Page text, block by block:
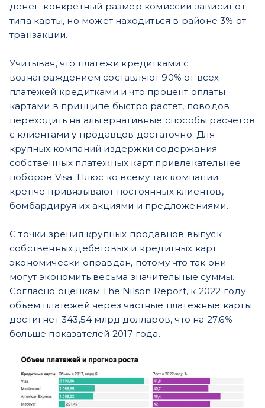
денег: конкретный размер комиссии зависит от
типа карты, но может находиться в районе 3% от
транзакции.
Учитывая, что платежи кредитками с
вознаграждением составляют 90% от всех
платежей кредитками и что процент оплаты
картами в принципе быстро растет, поводов
переходить на альтернативные способы расчетов
с клиентами у продавцов достаточно. Для
крупных компаний издержки содержания
собственных платежных карт привлекательнее
поборов Visa. Плюс ко всему так компании
крепче привязывают постоянных клиентов,
бомбардируя их акциями и предложениями.
С точки зрения крупных продавцов выпуск
собственных дебетовых и кредитных карт
экономически оправдан, потому что так они
могут экономить весьма значительные суммы.
Согласно оценкам The Nilson Report, к 2022 году
объем платежей через частные платежные карты
достигнет 343,54 млрд долларов, что на 27,6%
больше показателей 2017 года.